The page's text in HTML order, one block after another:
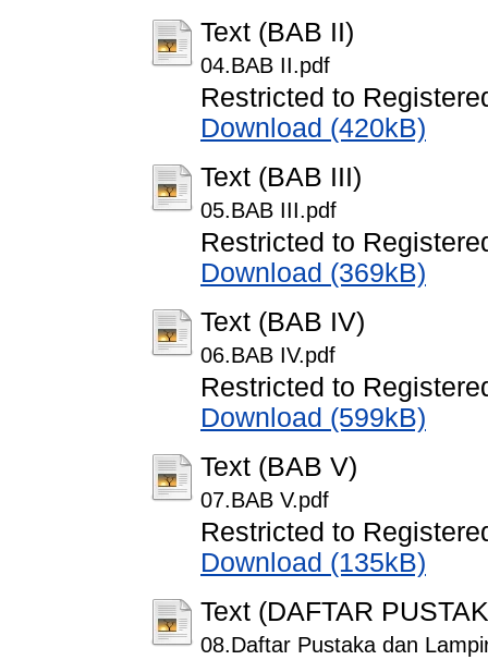
Text (BAB II)
04.BAB II.pdf
Restricted to
Download (420kB)
Text (BAB III)
05.BAB III.pdf
Restricted to
Download (369kB)
Text (BAB IV)
06.BAB IV.pdf
Restricted to
Download (599kB)
Text (BAB V)
07.BAB V.pdf
Restricted to
Download (135kB)
Text (DAFTAR
08.Daftar Pustaka dan